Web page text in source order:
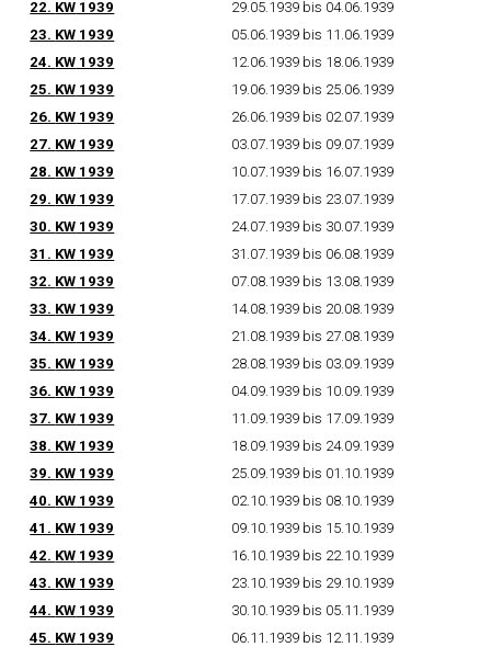
22. KW 1939
29.05.1939 bis 04.06.1939
23. KW 1939
05.06.1939 bis 11.06.1939
24. KW 1939
12.06.1939 bis 18.06.1939
25. KW 1939
19.06.1939 bis 25.06.1939
26. KW 1939
26.06.1939 bis 02.07.1939
27. KW 1939
03.07.1939 bis 09.07.1939
28. KW 1939
10.07.1939 bis 16.07.1939
29. KW 1939
17.07.1939 bis 23.07.1939
30. KW 1939
24.07.1939 bis 30.07.1939
31. KW 1939
31.07.1939 bis 06.08.1939
32. KW 1939
07.08.1939 bis 13.08.1939
33. KW 1939
14.08.1939 bis 20.08.1939
34. KW 1939
21.08.1939 bis 27.08.1939
35. KW 1939
28.08.1939 bis 03.09.1939
36. KW 1939
04.09.1939 bis 10.09.1939
37. KW 1939
11.09.1939 bis 17.09.1939
38. KW 1939
18.09.1939 bis 24.09.1939
39. KW 1939
25.09.1939 bis 01.10.1939
40. KW 1939
02.10.1939 bis 08.10.1939
41. KW 1939
09.10.1939 bis 15.10.1939
42. KW 1939
16.10.1939 bis 22.10.1939
43. KW 1939
23.10.1939 bis 29.10.1939
44. KW 1939
30.10.1939 bis 05.11.1939
45. KW 1939
06.11.1939 bis 12.11.1939